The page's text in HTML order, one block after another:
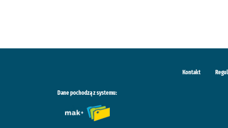
Kontakt
Dane pochodzą z systemu: